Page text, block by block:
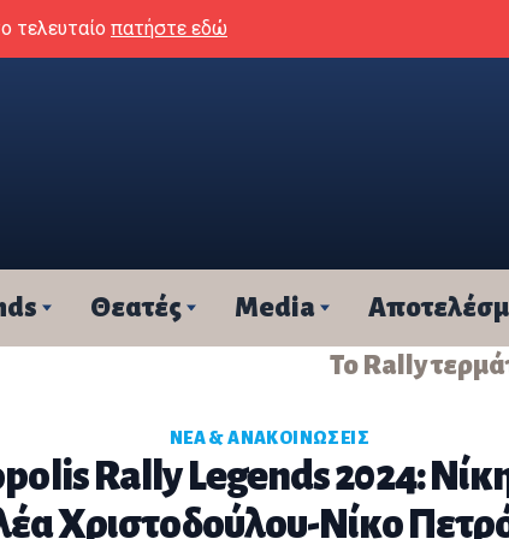
τελευταίο πατήστε εδώ
Θεατές Media
Το Rally
ΝΈΑ & ΑΝΑΚΟΙΝΏΣΕΙΣ
Rally Legends 2024:
Χριστοδούλου-Νίκο